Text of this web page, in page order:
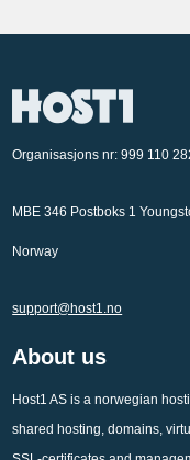
Organisasjons nr: 999 110
MBE 346 Postboks 1
Norway
support@host1.no
About us
Host1 AS is a norwegian
shared hosting, domains,